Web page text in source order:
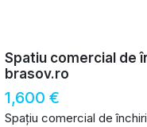
Spatiu comercial de
brasov.ro
1,600 €
Spațiu comercial de